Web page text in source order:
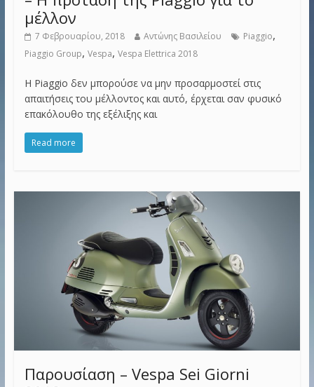
μέλλον
7 Φεβρουαρίου, 2018 Αντώνης Βασιλείου Piaggio,
Piaggio Group, Vespa, Vespa Elettrica 2018
H Piaggio δεν μπορούσε να μην προσαρμοστεί στις
απαιτήσεις του μέλλοντος και αυτό, έρχεται σαν φυσικό
επακόλουθο της εξέλιξης και
Read more
Παρουσίαση – Vespa Sei Giorni